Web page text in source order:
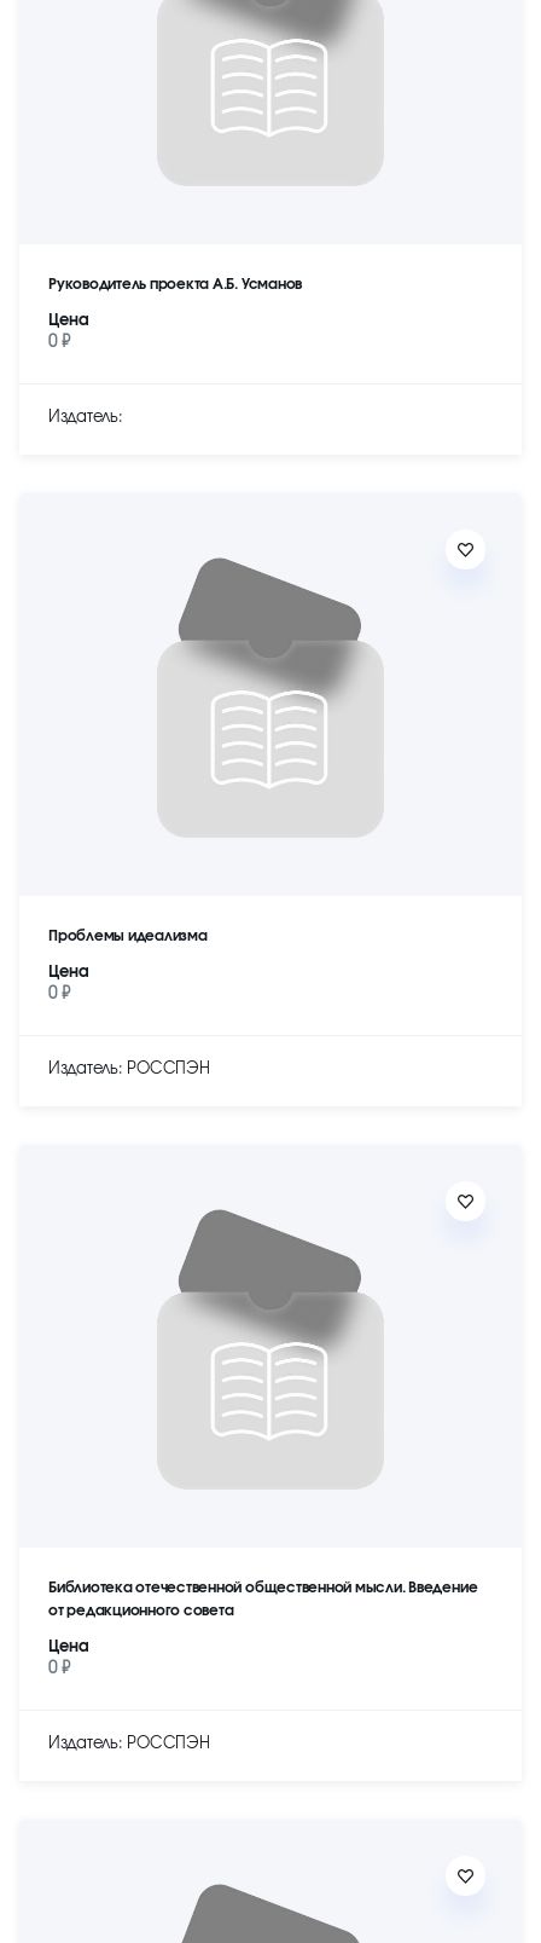
Руководитель проекта А.Б. Усманов
Цена
0 ₽
Издатель:
Проблемы идеализма
Цена
0 ₽
Издатель: РОССПЭН
Библиотека отечественной общественной мысли. Введение
от редакционного совета
Цена
0 ₽
Издатель: РОССПЭН